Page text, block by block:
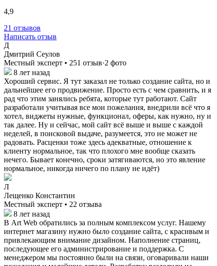
4,9
21 отзывов
Написать отзыв
Д
Дмитрий Сеулов
Местный эксперт • 251 отзыв·2 фото
8 лет назад
Хороший сервис. Я тут заказал не только создание сайта, но и
дальнейшее его продвижение. Просто есть с чем сравнить, и я
рад что этим занялись ребята, которые тут работают. Сайт
разработали учитывая все мои пожелания, внедрили всё что я
хотел, виджеты нужные, функционал, оферы, как нужно, ну и
так далее. Ну и сейчас, мой сайт всё выше и выше с каждой
неделей, в поисковой выдаче, разумеется, это не может не
радовать. Расценки тоже здесь адекватные, отношение к
клиенту нормальное, так что плохого мне вообще сказать
нечего. Бывает конечно, сроки затягиваются, но это явление
нормальное, никогда ничего по плану не идёт)
Л
Лещенко Константин
Местный эксперт • 22 отзыва
8 лет назад
В Art Web обратились за полным комплексом услуг. Нашему
интернет магазину нужно было создание сайта, с красивым и
привлекающим внимание дизайном. Наполнение страниц,
последующее его администрирование и поддержка. С
менеджером мы постоянно были на связи, оговаривали наши